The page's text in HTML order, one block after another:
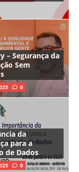
– Segurança da
Sem
0
da
para a
de Dados
0